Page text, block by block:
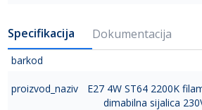
Specifikacija Dokumentacija
barkod
proizvod_naziv
E27 4W ST64 2200K
dimabilna sijalica